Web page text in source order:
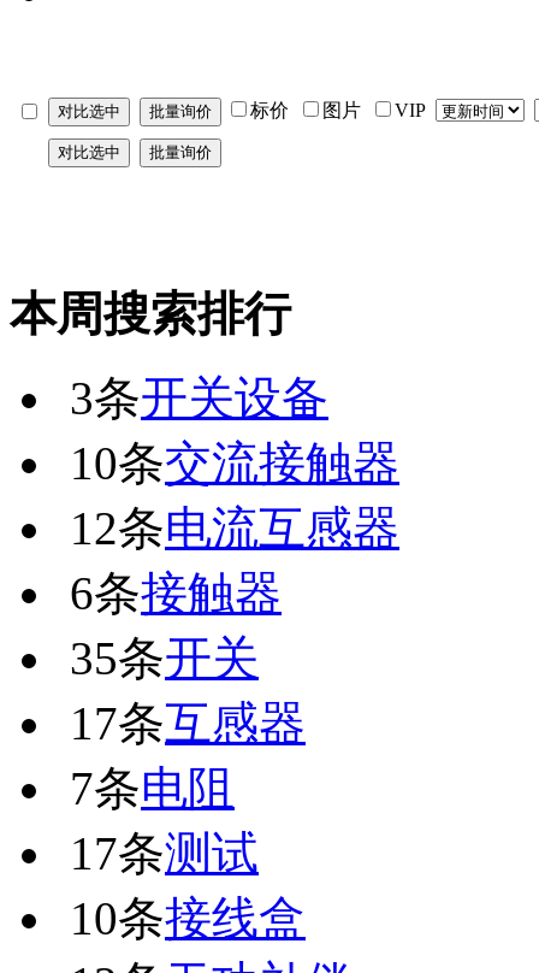
标价 图片 VIP
本周搜索排行
3条开关设备
10条交流接触器
12条电流互感器
6条接触器
35条开关
17条互感器
7条电阻
17条测试
10条接线盒